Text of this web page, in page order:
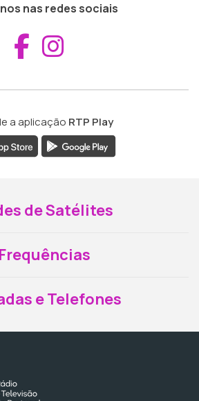
nas redes sociais
Aceder ao
a aplicação RTP Play
de Satélites
Frequências
e Telefones